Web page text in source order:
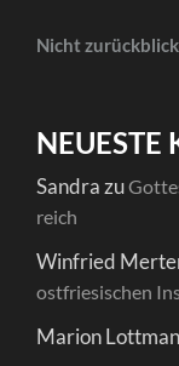
Nicht
NEUESTE
Sandrazu
reich
Winfried
ostfriesischen
Marion